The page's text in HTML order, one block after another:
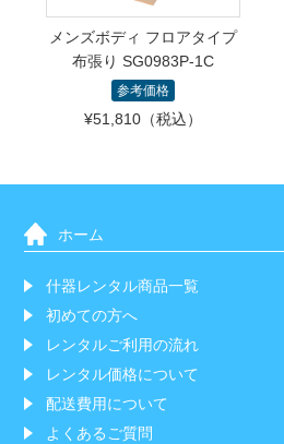
メンズボディ フロアタイプ
布張り SG0983P-1C
参考価格
¥51,810（税込）
ホーム
什器レンタル商品一覧
初めての方へ
レンタルご利用の流れ
レンタル価格について
配送費用について
よくあるご質問